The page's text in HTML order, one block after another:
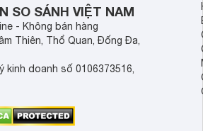
SO SÁNH VIỆT NAM
- Không bán hàng
Thiên, Thổ Quan, Đống Đa,
kinh doanh số 0106373516,